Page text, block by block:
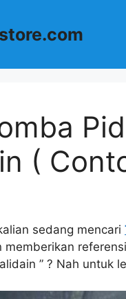
(
sedang mencari
memberikan
” ? Nah untuk